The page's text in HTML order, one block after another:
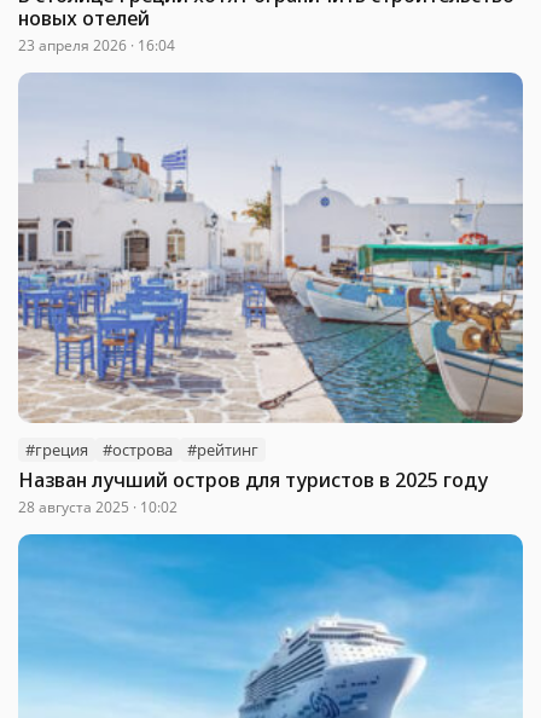
новых отелей
23 апреля 2026 · 16:04
#греция #острова #рейтинг
Назван лучший остров для туристов в 2025 году
28 августа 2025 · 10:02